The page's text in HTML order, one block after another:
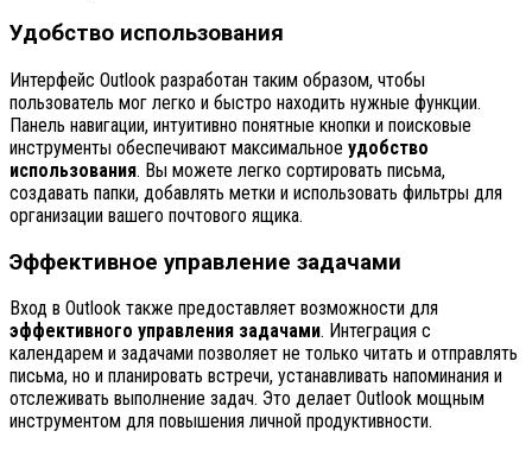
Удобство использования
Интерфейс Outlook разработан таким образом, чтобы
пользователь мог легко и быстро находить нужные функции.
Панель навигации, интуитивно понятные кнопки и поисковые
инструменты обеспечивают максимальное удобство
использования. Вы можете легко сортировать письма,
создавать папки, добавлять метки и использовать фильтры для
организации вашего почтового ящика.
Эффективное управление задачами
Вход в Outlook также предоставляет возможности для
эффективного управления задачами. Интеграция с
календарем и задачами позволяет не только читать и отправлять
письма, но и планировать встречи, устанавливать напоминания и
отслеживать выполнение задач. Это делает Outlook мощным
инструментом для повышения личной продуктивности.